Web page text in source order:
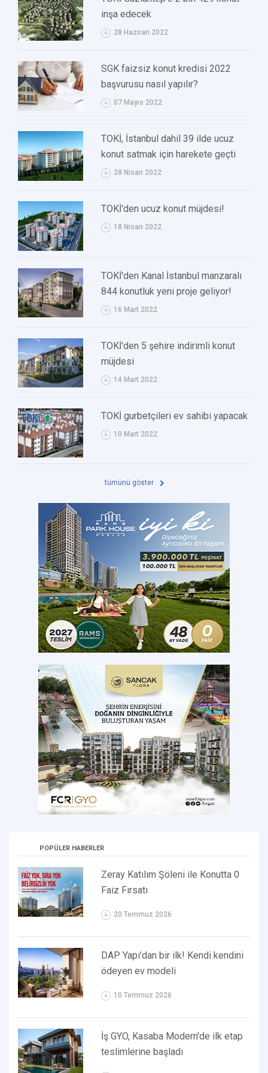
inşa edecek
28 Haziran 2022
SGK faizsiz konut kredisi 2022
başvurusu nasıl yapılır?
07 Mayıs 2022
TOKİ, İstanbul dahil 39 ilde ucuz
konut satmak için harekete geçti
28 Nisan 2022
TOKİ'den ucuz konut müjdesi!
18 Nisan 2022
TOKİ'den Kanal İstanbul manzaralı
844 konutluk yeni proje geliyor!
16 Mart 2022
TOKİ'den 5 şehire indirimli konut
müjdesi
14 Mart 2022
TOKİ gurbetçileri ev sahibi yapacak
10 Mart 2022
tümünü göster
POPÜLER HABERLER
Zeray Katılım Şöleni ile Konutta 0
Faiz Fırsatı
20 Temmuz 2026
DAP Yapı’dan bir ilk! Kendi kendini
ödeyen ev modeli
10 Temmuz 2026
İş GYO, Kasaba Modern'de ilk etap
teslimlerine başladı